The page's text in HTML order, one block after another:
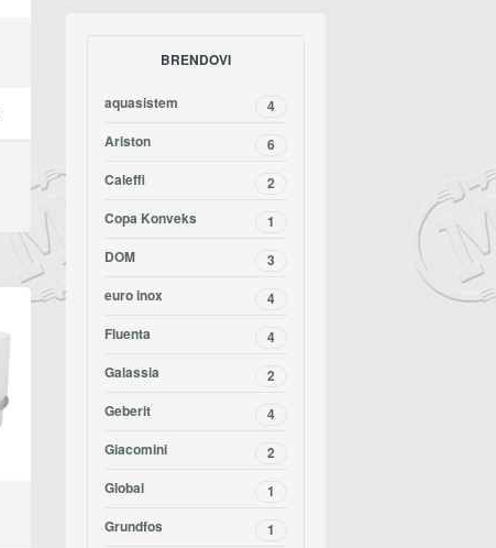
BRENDOVI
aquasistem
4
Ariston
6
Caleffi
2
Copa Konveks
1
DOM
3
euro inox
4
Fluenta
4
Galassia
2
Geberit
4
Giacomini
2
Global
1
Grundfos
1